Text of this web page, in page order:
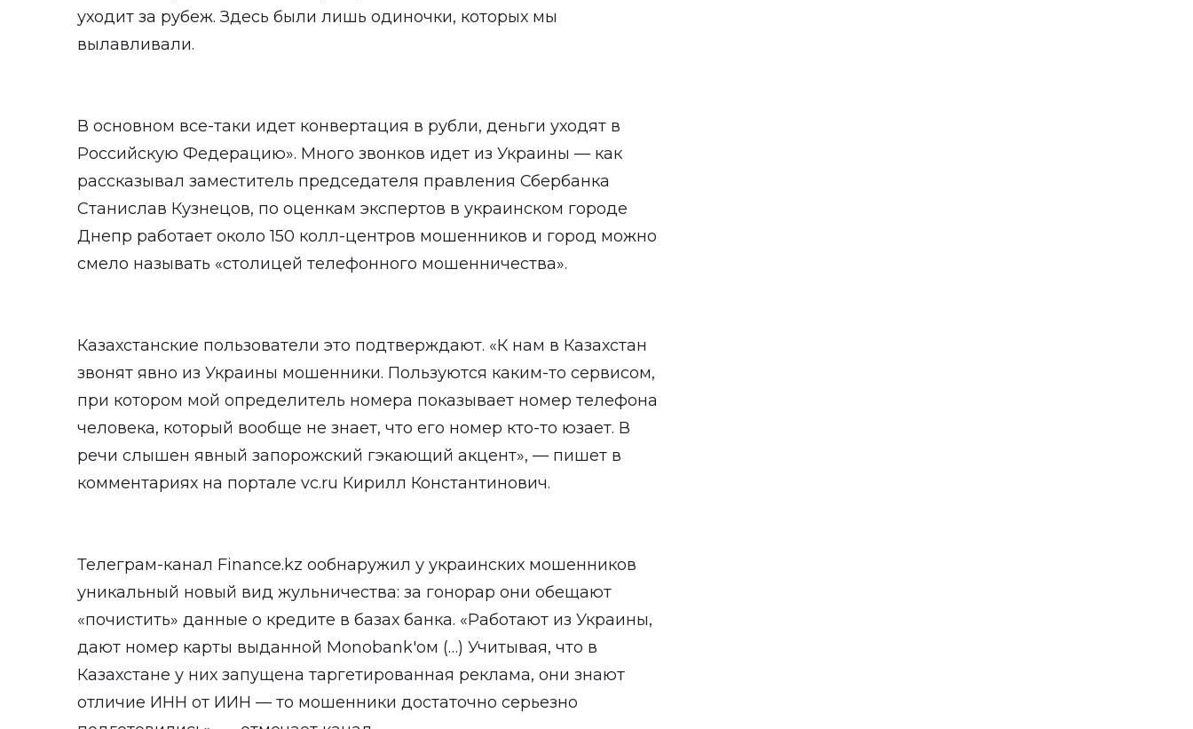
уходит за рубеж. Здесь были лишь одиночки, которых мы
вылавливали.
В основном все-таки идет конвертация в рубли, деньги уходят в
Российскую Федерацию». Много звонков идет из Украины — как
рассказывал заместитель председателя правления Сбербанка
Станислав Кузнецов, по оценкам экспертов в украинском городе
Днепр работает около 150 колл-центров мошенников и город можно
смело называть «столицей телефонного мошенничества».
Казахстанские пользователи это подтверждают. «К нам в Казахстан
звонят явно из Украины мошенники. Пользуются каким-то сервисом,
при котором мой определитель номера показывает номер телефона
человека, который вообще не знает, что его номер кто-то юзает. В
речи слышен явный запорожский гэкающий акцент», — пишет в
комментариях на портале vc.ru Кирилл Константинович.
Телеграм-канал Finance.kz ообнаружил у украинских мошенников
уникальный новый вид жульничества: за гонорар они обещают
«почистить» данные о кредите в базах банка. «Работают из Украины,
дают номер карты выданной Monobank'ом (…) Учитывая, что в
Казахстане у них запущена таргетированная реклама, они знают
отличие ИНН от ИИН — то мошенники достаточно серьезно